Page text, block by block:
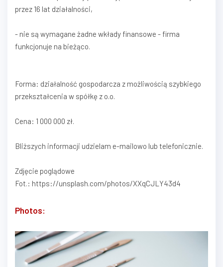
przez 16 lat działalności,
- nie są wymagane żadne wkłady finansowe - firma
funkcjonuje na bieżąco.
Forma: działalność gospodarcza z możliwością szybkiego
przekształcenia w spółkę z o.o.
Cena: 1 000 000 zł.
Bliższych informacji udzielam e-mailowo lub telefonicznie.
Zdjęcie poglądowe
Fot.: https://unsplash.com/photos/XXqCJLY43d4
Photos: